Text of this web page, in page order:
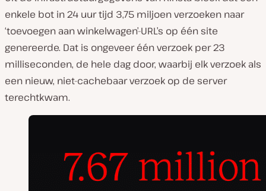
enkele bot in 24 uur tijd 3,75 miljoen verzoeken naar
‘toevoegen aan winkelwagen’-URL’s op één site
genereerde. Dat is ongeveer één verzoek per 23
milliseconden, de hele dag door, waarbij elk verzoek als
een nieuw, niet-cachebaar verzoek op de server
terechtkwam.